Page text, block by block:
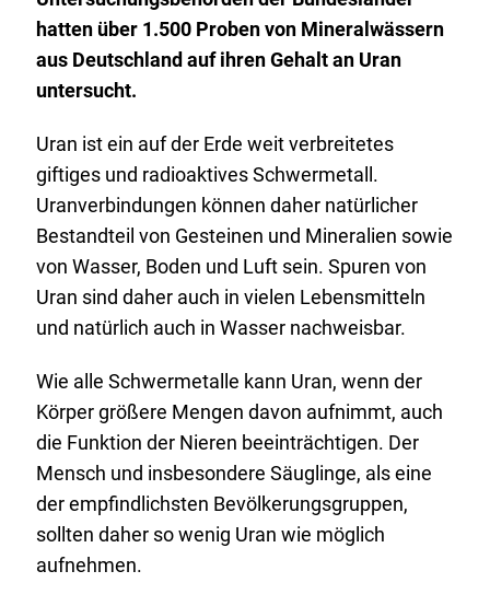
hatten über 1.500 Proben von Mineralwässern
aus Deutschland auf ihren Gehalt an Uran
untersucht.
Uran ist ein auf der Erde weit verbreitetes
giftiges und radioaktives Schwermetall.
Uranverbindungen können daher natürlicher
Bestandteil von Gesteinen und Mineralien sowie
von Wasser, Boden und Luft sein. Spuren von
Uran sind daher auch in vielen Lebensmitteln
und natürlich auch in Wasser nachweisbar.
Wie alle Schwermetalle kann Uran, wenn der
Körper größere Mengen davon aufnimmt, auch
die Funktion der Nieren beeinträchtigen. Der
Mensch und insbesondere Säuglinge, als eine
der empfindlichsten Bevölkerungsgruppen,
sollten daher so wenig Uran wie möglich
aufnehmen.